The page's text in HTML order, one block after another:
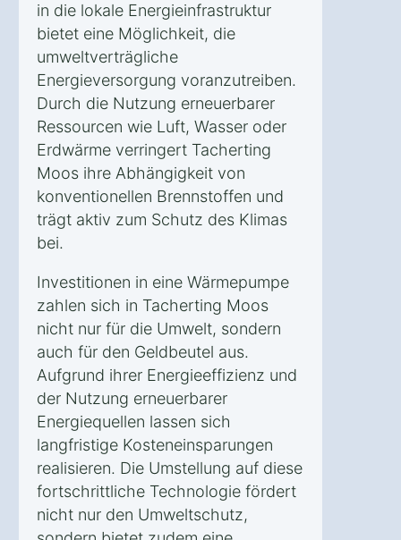
in die lokale Energieinfrastruktur
bietet eine Möglichkeit, die
umweltverträgliche
Energieversorgung voranzutreiben.
Durch die Nutzung erneuerbarer
Ressourcen wie Luft, Wasser oder
Erdwärme verringert Tacherting
Moos ihre Abhängigkeit von
konventionellen Brennstoffen und
trägt aktiv zum Schutz des Klimas
bei.
Investitionen in eine Wärmepumpe
zahlen sich in Tacherting Moos
nicht nur für die Umwelt, sondern
auch für den Geldbeutel aus.
Aufgrund ihrer Energieeffizienz und
der Nutzung erneuerbarer
Energiequellen lassen sich
langfristige Kosteneinsparungen
realisieren. Die Umstellung auf diese
fortschrittliche Technologie fördert
nicht nur den Umweltschutz,